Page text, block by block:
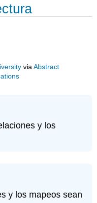
viaAbstract
y los
y los mapeos sean